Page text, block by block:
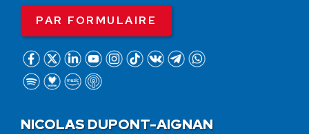
PAR FORMULAIRE
NICOLAS DUPONT-AIGNAN